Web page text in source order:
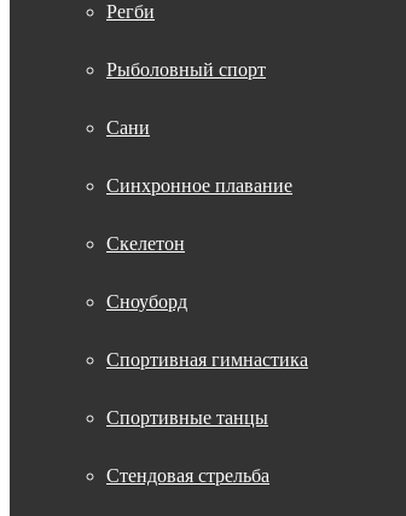
Регби
Рыболовный спорт
Сани
Синхронное плавание
Скелетон
Сноуборд
Спортивная гимнастика
Спортивные танцы
Стендовая стрельба